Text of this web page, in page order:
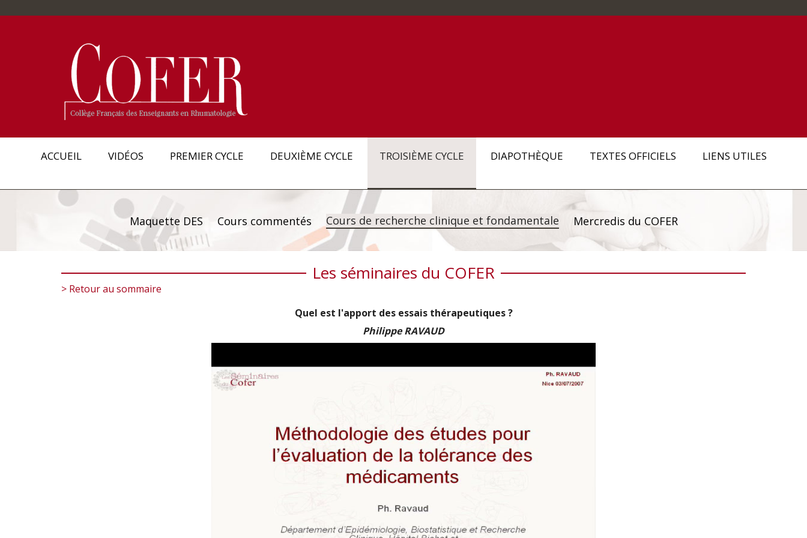
ACCUEIL VIDÉOS PREMIER CYCLE DEUXIÈME CYCLE TROISIÈME CYCLE DIAPOTHÈQUE TEXTES OFFICIELS LIENS UTILES
Maquette DES Cours commentés Cours de recherche clinique et fondamentale Mercredis du COFER
Les séminaires du COFER
> Retour au sommaire
Quel est l'apport des essais thérapeutiques ?
Philippe RAVAUD